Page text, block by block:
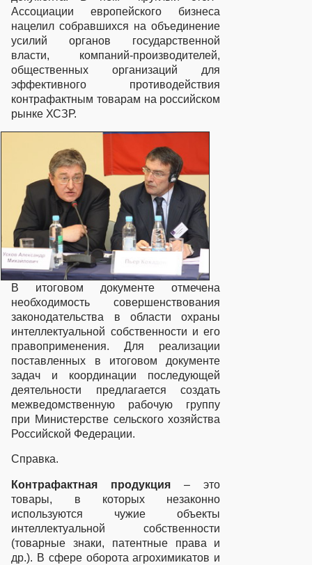
Ассоциации европейского бизнеса
нацелил собравшихся на объединение
усилий органов государственной
власти, компаний-производителей,
общественных организаций для
эффективного противодействия
контрафактным товарам на российском
рынке ХСЗР.
В итоговом документе отмечена
необходимость совершенствования
законодательства в области охраны
интеллектуальной собственности и его
правоприменения. Для реализации
поставленных в итоговом документе
задач и координации последующей
деятельности предлагается создать
межведомственную рабочую группу
при Министерстве сельского хозяйства
Российской Федерации.
Справка.
Контрафактная продукция – это
товары, в которых незаконно
используются чужие объекты
интеллектуальной собственности
(товарные знаки, патентные права и
др.). В сфере оборота агрохимикатов и